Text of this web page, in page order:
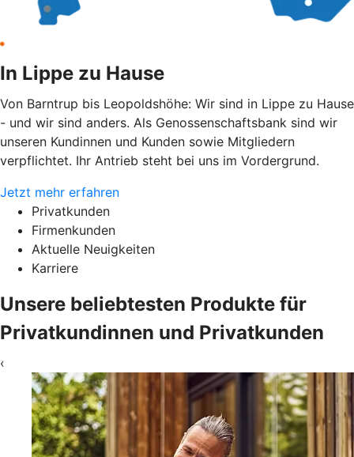
In Lippe zu Hause
Von Barntrup bis Leopoldshöhe: Wir sind in Lippe zu Hause
- und wir sind anders. Als Genossenschaftsbank sind wir
unseren Kundinnen und Kunden sowie Mitgliedern
verpflichtet. Ihr Antrieb steht bei uns im Vordergrund.
Jetzt mehr erfahren
Privatkunden
Firmenkunden
Aktuelle Neuigkeiten
Karriere
Unsere beliebtesten Produkte für
Privatkundinnen und Privatkunden
‹